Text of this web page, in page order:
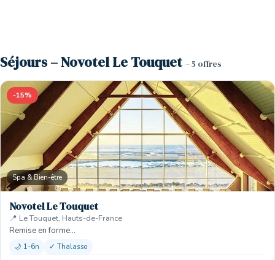
Séjours – Novotel Le Touquet – 5 offres
-15%
Spa & Bien-être
Novotel Le Touquet
📍 Le Touquet, Hauts-de-France
Remise en forme…
🌙 1-6n ✓ Thalasso